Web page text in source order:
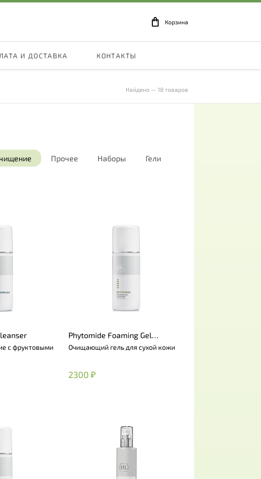
Корзина
И ДОСТАВКА КОНТАКТЫ
Найдено — 18 товаров
Прочее Наборы
Гели
с фруктовыми
Phytomide Foaming Gel
Cleanser
Очищающий гель для сухой кожи
2300 ₽